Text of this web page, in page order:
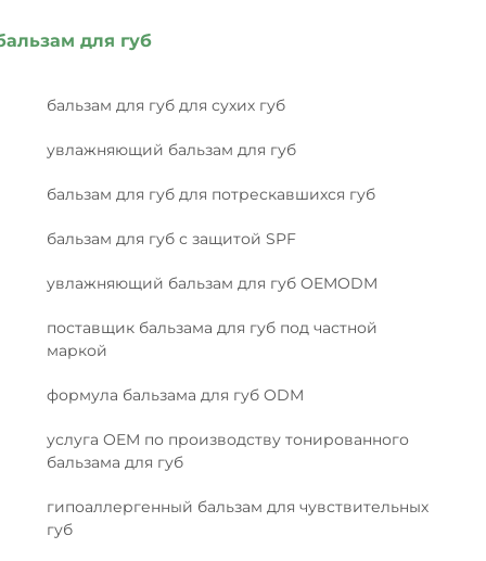
для губ
бальзам для губ для сухих губ
увлажняющий бальзам для губ
бальзам для губ для потрескавшихся губ
бальзам для губ с защитой SPF
увлажняющий бальзам для губ OEMODM
поставщик бальзама для губ под частной
маркой
формула бальзама для губ ODM
услуга OEM по производству тонированного
бальзама для губ
гипоаллергенный бальзам для чувствительных
губ